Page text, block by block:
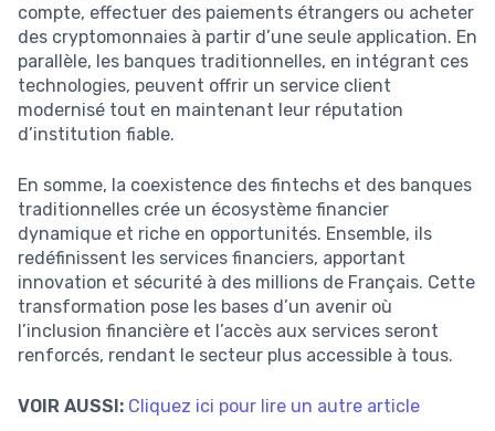
compte, effectuer des paiements étrangers ou acheter
des cryptomonnaies à partir d’une seule application. En
parallèle, les banques traditionnelles, en intégrant ces
technologies, peuvent offrir un service client
modernisé tout en maintenant leur réputation
d’institution fiable.
En somme, la coexistence des fintechs et des banques
traditionnelles crée un écosystème financier
dynamique et riche en opportunités. Ensemble, ils
redéfinissent les services financiers, apportant
innovation et sécurité à des millions de Français. Cette
transformation pose les bases d’un avenir où
l’inclusion financière et l’accès aux services seront
renforcés, rendant le secteur plus accessible à tous.
VOIR AUSSI: Cliquez ici pour lire un autre article